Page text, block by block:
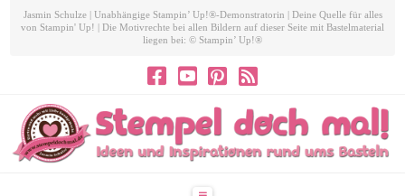
Jasmin Schulze | Unabhängige Stampin’ Up!®-Demonstratorin | Deine Quelle für alles
von Stampin' Up! | Die Motivrechte bei allen Bildern auf dieser Seite mit Bastelmaterial
liegen bei: © Stampin’ Up!®